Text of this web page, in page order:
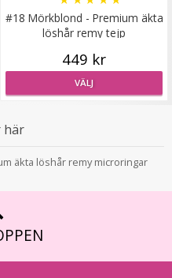
★★
#18 Mörkblond - Premium äkta
löshår remy tejp
449 kr
VÄLJ
här
äkta löshår remy microringar